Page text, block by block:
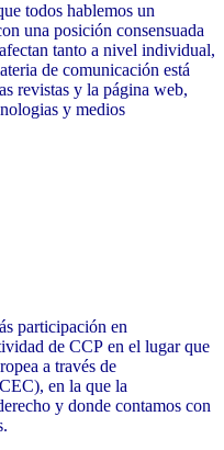
todos hablemos un
una posición consensuada
tanto a nivel individual,
de comunicación está
revistas y la página web,
y medios
participación en
de CCP en el lugar que
a través de
en la que la
y donde contamos con